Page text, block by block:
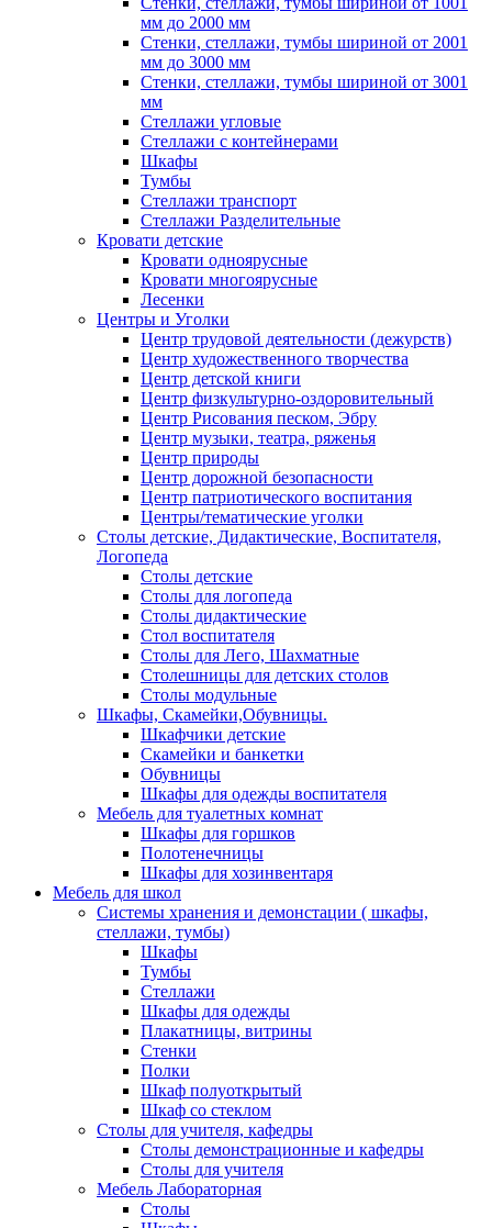
мм до 2000 мм
Стенки, стеллажи, тумбы шириной от 2001
мм до 3000 мм
Стенки, стеллажи, тумбы шириной от 3001
мм
Стеллажи угловые
Стеллажи с контейнерами
Шкафы
Тумбы
Стеллажи транспорт
Стеллажи Разделительные
Кровати детские
Кровати одноярусные
Кровати многоярусные
Лесенки
Центры и Уголки
Центр трудовой деятельности (дежурств)
Центр художественного творчества
Центр детской книги
Центр физкультурно-оздоровительный
Центр Рисования песком, Эбру
Центр музыки, театра, ряженья
Центр природы
Центр дорожной безопасности
Центр патриотического воспитания
Центры/тематические уголки
Столы детские, Дидактические, Воспитателя,
Логопеда
Столы детские
Столы для логопеда
Столы дидактические
Стол воспитателя
Столы для Лего, Шахматные
Столешницы для детских столов
Столы модульные
Шкафы, Скамейки,Обувницы.
Шкафчики детские
Скамейки и банкетки
Обувницы
Шкафы для одежды воспитателя
Мебель для туалетных комнат
Шкафы для горшков
Полотенечницы
Шкафы для хозинвентаря
Мебель для школ
Системы хранения и демонстации ( шкафы,
стеллажи, тумбы)
Шкафы
Тумбы
Стеллажи
Шкафы для одежды
Плакатницы, витрины
Стенки
Полки
Шкаф полуоткрытый
Шкаф со стеклом
Столы для учителя, кафедры
Столы демонстрационные и кафедры
Столы для учителя
Мебель Лабораторная
Столы